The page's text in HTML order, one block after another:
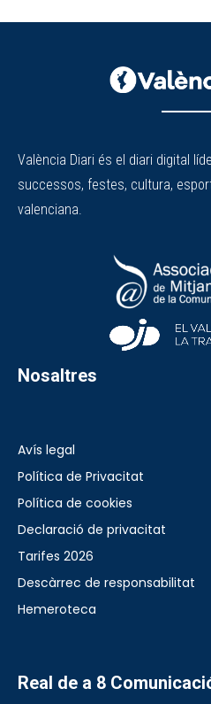
València Diari és el diari digital
successos, festes, cultura,
valenciana.
Nosaltres
Avís legal
Política de Privacitat
Política de cookies
Declaració de privacitat
Tarifes 2026
Descàrrec de responsabilitat
Hemeroteca
Real de a 8